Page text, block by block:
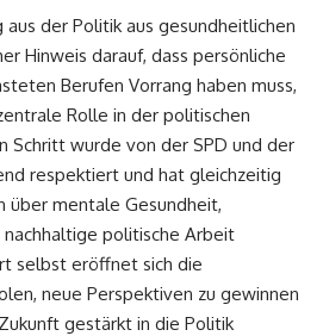
aus der Politik aus gesundheitlichen
Hinweis darauf, dass persönliche
Berufen Vorrang haben muss,
Rolle in der politischen
Schritt wurde von der SPD und der
respektiert und hat gleichzeitig
über mentale Gesundheit,
politische Arbeit
selbst eröffnet sich die
neue Perspektiven zu gewinnen
gestärkt in die Politik